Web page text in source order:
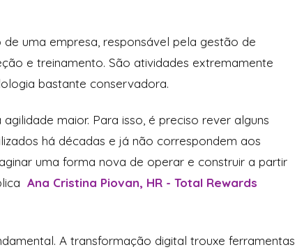
uma empresa, responsável pela gestão de
e treinamento. São atividades extremamente
bastante conservadora.
maior. Para isso, é preciso rever alguns
há décadas e já não correspondem aos
uma forma nova de operar e construir a partir
Ana Cristina Piovan, HR - Total Rewards
A transformação digital trouxe ferramentas